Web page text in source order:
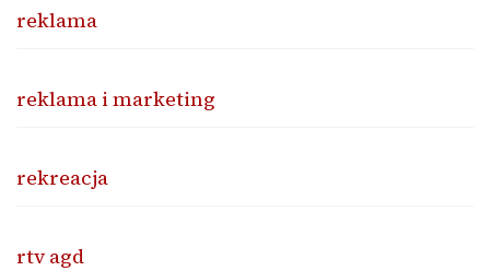
reklama
reklama i marketing
rekreacja
rtv agd